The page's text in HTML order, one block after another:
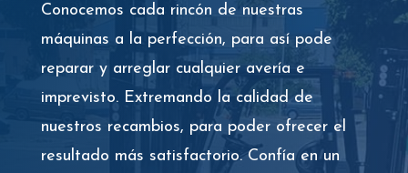
Conocemos cada rincón de nuestras
máquinas a la perfección, para así pode
reparar y arreglar cualquier avería e
imprevisto. Extremando la calidad de
nuestros recambios, para poder ofrecer el
resultado más satisfactorio. Confía en un